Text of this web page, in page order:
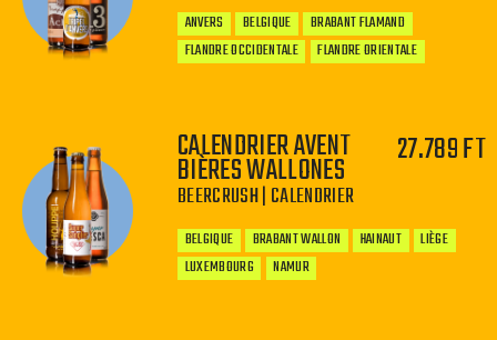
ANVERS BELGIQUE
BRABANT FLAMAND
FLANDRE OCCIDENTALE
FLANDRE ORIENTALE
− +
CALENDRIER AVENT
BIÈRES WALLONES
BEERCRUSH | CALENDRIER
27.789 FT
BELGIQUE BRABANT WALLON HAINAUT
LIÈGE
LUXEMBOURG
NAMUR